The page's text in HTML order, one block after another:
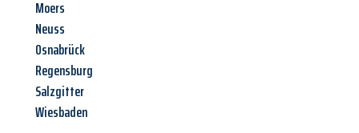
Moers
Neuss
Osnabrück
Regensburg
Salzgitter
Wiesbaden